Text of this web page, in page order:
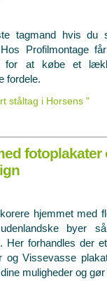
tagmand hvis du
Profilmontage
for at købe et
fordele.
ståltag i Horsens "
fotoplakater
hjemmet med
byer
Her forhandles der
og Vissevasse
muligheder og